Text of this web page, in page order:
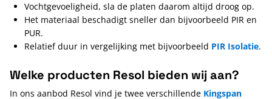
Vochtgevoeligheid, sla de platen daarom altijd droog op.
Het materiaal beschadigt sneller dan bijvoorbeeld PIR en
PUR.
Relatief duur in vergelijking met bijvoorbeeld PIR Isolatie.
Welke producten Resol bieden wij aan?
In ons aanbod Resol vind je twee verschillende Kingspan